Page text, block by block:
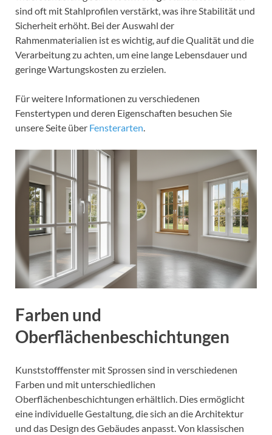
sind oft mit Stahlprofilen verstärkt, was ihre Stabilität und
Sicherheit erhöht. Bei der Auswahl der
Rahmenmaterialien ist es wichtig, auf die Qualität und die
Verarbeitung zu achten, um eine lange Lebensdauer und
geringe Wartungskosten zu erzielen.
Für weitere Informationen zu verschiedenen
Fenstertypen und deren Eigenschaften besuchen Sie
unsere Seite über Fensterarten.
Farben und
Oberflächenbeschichtungen
Kunststofffenster mit Sprossen sind in verschiedenen
Farben und mit unterschiedlichen
Oberflächenbeschichtungen erhältlich. Dies ermöglicht
eine individuelle Gestaltung, die sich an die Architektur
und das Design des Gebäudes anpasst. Von klassischen